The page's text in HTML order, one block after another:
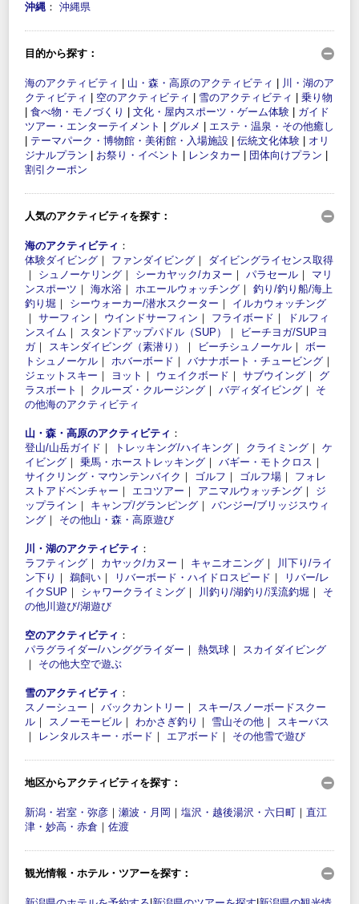
沖縄 ： 沖縄県
目的から探す：
海のアクティビティ 山・森・高原のアクティビティ
川・湖のア
クティビティ
空のアクティビティ 雪のアクティビティ
乗り物
食べ物・モノづくり 文化・屋内スポーツ・ゲーム体験
ガイド
ツアー・エンターテイメント
グルメ
エステ・温泉・その他癒し
テーマパーク・博物館・美術館・入場施設 伝統文化体験
オリ
ジナルプラン
お祭り・イベント レンタカー 団体向けプラン
割引クーポン
人気のアクティビティを探す：
海のアクティビティ ：
体験ダイビング ｜ ファンダイビング ｜ ダイビングライセンス取得
｜ シュノーケリング ｜ シーカヤック/カヌー ｜ パラセール ｜ マリ
ンスポーツ ｜ 海水浴 ｜ ホエールウォッチング ｜ 釣り/釣り船/海上
釣り堀 ｜ シーウォーカー/潜水スクーター ｜ イルカウォッチング
｜ サーフィン ｜ ウインドサーフィン ｜ フライボード ｜
ドルフィ
ンスイム ｜ スタンドアップパドル（SUP） ｜
ビーチヨガ/SUPヨ
ガ｜ スキンダイビング（素潜り） ｜ ビーチシュノーケル ｜ ボー
トシュノーケル ｜ ホバーボード ｜ バナナボート・チュービング ｜
ジェットスキー ｜ ヨット ｜ ウェイクボード ｜ サブウイング ｜ グ
ラスボート ｜ クルーズ・クルージング ｜ バディダイビング ｜ そ
の他海のアクティビティ
山・森・高原のアクティビティ ：
登山/山岳ガイド ｜ トレッキング/ハイキング ｜ クライミング ｜ ケ
イビング ｜ 乗馬・ホーストレッキング ｜ バギー・モトクロス ｜
サイクリング・マウンテンバイク ｜ ゴルフ ｜ ゴルフ場 ｜ フォレ
ストアドベンチャー ｜ エコツアー ｜ アニマルウォッチング ｜ ジ
ップライン ｜ キャンプ/グランピング ｜ バンジー/ブリッジスウィ
ング ｜ その他山・森・高原遊び
川・湖のアクティビティ ：
ラフティング ｜ カヤック/カヌー ｜ キャニオニング ｜
川下り/ライ
ン下り ｜ 鵜飼い ｜ リバーボード・ハイドロスピード ｜
リバー/レ
イクSUP ｜ シャワークライミング ｜ 川釣り/湖釣り/渓流釣堀 ｜ そ
の他川遊び/湖遊び
空のアクティビティ ：
パラグライダー/ハンググライダー ｜ 熱気球 ｜ スカイダイビング
｜ その他大空で遊ぶ
雪のアクティビティ ：
スノーシュー ｜ バックカントリー ｜ スキー/スノーボードスクー
ル ｜ スノーモービル ｜ わかさぎ釣り ｜ 雪山その他 ｜ スキーバス
｜
レンタルスキー・ボード ｜ エアボード ｜ その他雪で遊び
地区からアクティビティを探す：
新潟・岩室・弥彦 ｜ 瀬波・月岡 ｜ 塩沢・越後湯沢・六日町 ｜ 直江
津・妙高・赤倉 ｜ 佐渡
観光情報・ホテル・ツアーを探す：